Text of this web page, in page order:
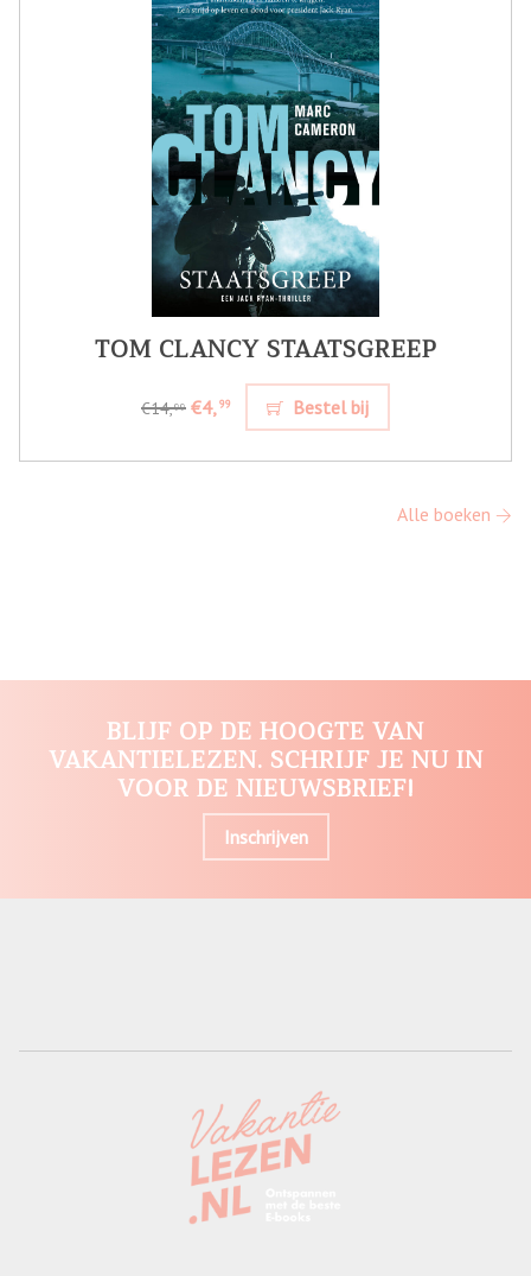
TOM CLANCY STAATSGREEP
€14,99 €4,99 Bestel bij
Alle boeken
BLIJF OP DE HOOGTE VAN
VAKANTIELEZEN. SCHRIJF JE NU IN
VOOR DE NIEUWSBRIEF!
Inschrijven